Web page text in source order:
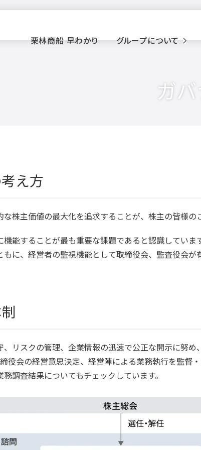
栗林商船 早わかり グループについて
ガ
え方
株主価値の最大化を追求することが、株主の皆様の
能することが最も重要な課題であると認識してい
に、経営者の監視機能として取締役会、監査役会
リスクの管理、企業情報の迅速で公正な開示に努
役会の経営意思決定、経営陣による業務執行を監督
調査結果についてもチェックしています。